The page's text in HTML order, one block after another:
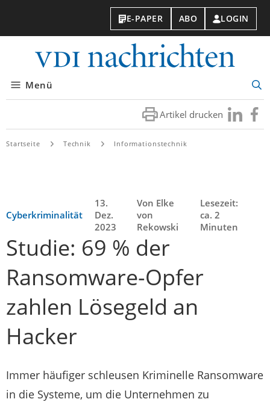
E-PAPER ABO LOGIN
Menü
Artikel drucken Besuchen
Sie
Sie
Startseite Technik Informationstechnik
Cyberkriminalität
13.
Dez.
2023
Von Elke
von
Rekowski
Lesezeit:
ca. 2
Minuten
Studie: 69 % der
Ransomware-Opfer
zahlen Lösegeld an
Hacker
Immer häufiger schleusen Kriminelle Ransomware
in die Systeme, um die Unternehmen zu